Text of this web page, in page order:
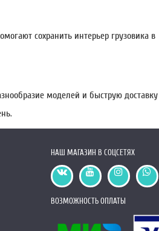
сохранить интерьер грузовика в
моделей и быструю доставку
НАШ МАГАЗИН В СОЦСЕТЯХ
ВОЗМОЖНОСТЬ ОПЛАТЫ